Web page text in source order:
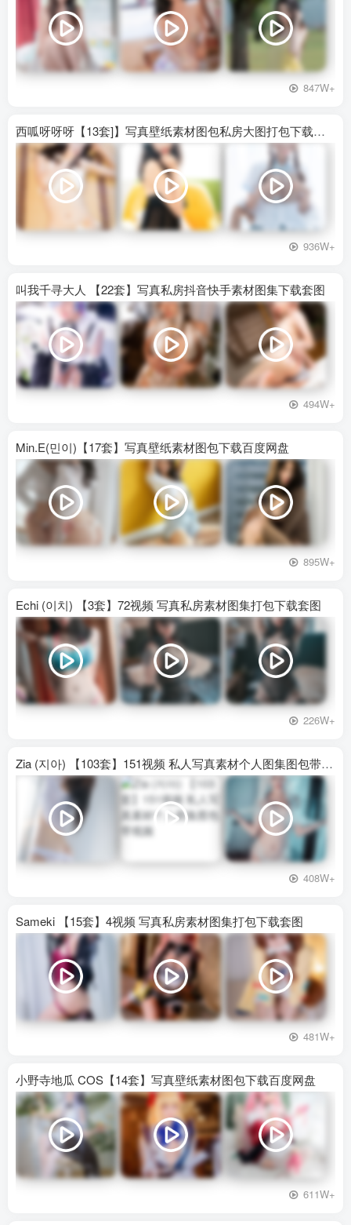
847W+
西呱呀呀呀【13套]】写真壁纸素材图包私房大图打包下载百度网盘
936W+
叫我千寻大人 【22套】写真私房抖音快手素材图集下载套图
494W+
Min.E(민이)【17套】写真壁纸素材图包下载百度网盘
895W+
Echi (이치) 【3套】72视频 写真私房素材图集打包下载套图
226W+
Zia (지아) 【103套】151视频 私人写真素材个人图集图包带视频
408W+
Sameki 【15套】4视频 写真私房素材图集打包下载套图
481W+
小野寺地瓜 COS【14套】写真壁纸素材图包下载百度网盘
611W+